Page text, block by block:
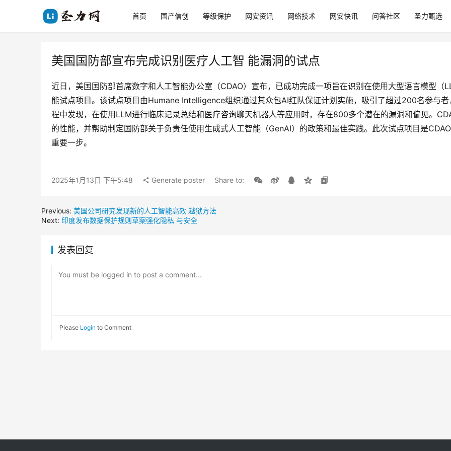
首页 国产信创 等级保护 网安资讯 网络技术 网安快讯 问答社区 圣力甄选
美国国防部宣布完成识别医疗人工智 能漏洞的试点
近日，美国国防部首席数字和人工智能办公室（CDAO）宣布，已成功完成一项旨在识别在使用大型语言模型（
能试点项目。该试点项目由Humane Intelligence组织通过其众包AI红队保证计划实施，吸引了超过200名参与
程中发现，在使用LLM进行临床记录总结和医疗咨询聊天机器人等应用时，存在800多个潜在的漏洞和偏见。
的性能，并帮助制定国防部关于负责任使用生成式人工智能（GenAI）的政策和最佳实践。此次试点项目是
重要一步。
2025年1月13日 下午5:48 Generate poster Share to:
Previous: 美国公司研究发现新的人工智能高效 越狱方法
Next: 印度发布数据保护规则草案强化隐私 与安全
发表回复
You must be logged in to post a comment...
Please Login to Comment